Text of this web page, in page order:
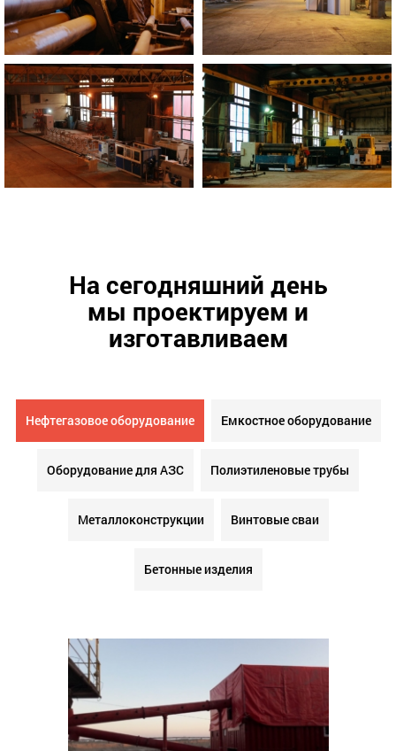
На сегодняшний день
мы проектируем и
изготавливаем
Нефтегазовое оборудование Емкостное оборудование
Оборудование для АЗС Полиэтиленовые трубы
Металлоконструкции Винтовые сваи
Бетонные изделия